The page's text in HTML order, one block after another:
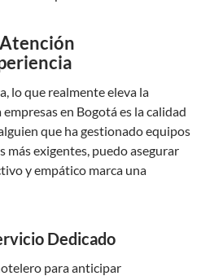
lo que realmente eleva la
en Bogotá es la calidad
que ha gestionado equipos
más exigentes, puedo asegurar
y empático marca una
Dedicado
para anticipar